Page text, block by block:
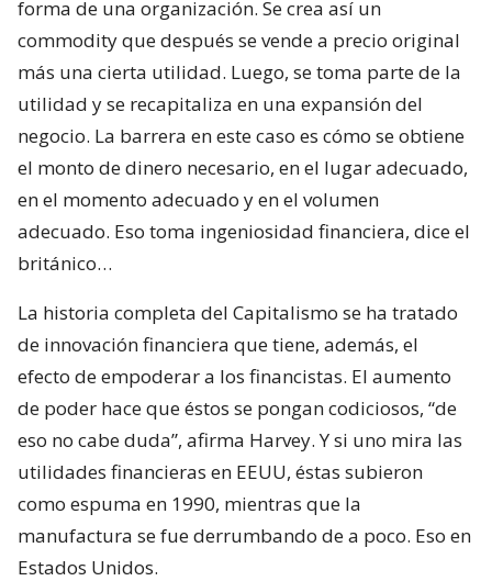
forma de una organización. Se crea así un
commodity que después se vende a precio original
más una cierta utilidad. Luego, se toma parte de la
utilidad y se recapitaliza en una expansión del
negocio. La barrera en este caso es cómo se obtiene
el monto de dinero necesario, en el lugar adecuado,
en el momento adecuado y en el volumen
adecuado. Eso toma ingeniosidad financiera, dice el
británico…
La historia completa del Capitalismo se ha tratado
de innovación financiera que tiene, además, el
efecto de empoderar a los financistas. El aumento
de poder hace que éstos se pongan codiciosos, “de
eso no cabe duda”, afirma Harvey. Y si uno mira las
utilidades financieras en EEUU, éstas subieron
como espuma en 1990, mientras que la
manufactura se fue derrumbando de a poco. Eso en
Estados Unidos.